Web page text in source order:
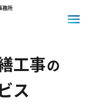
務所
工事の
ス